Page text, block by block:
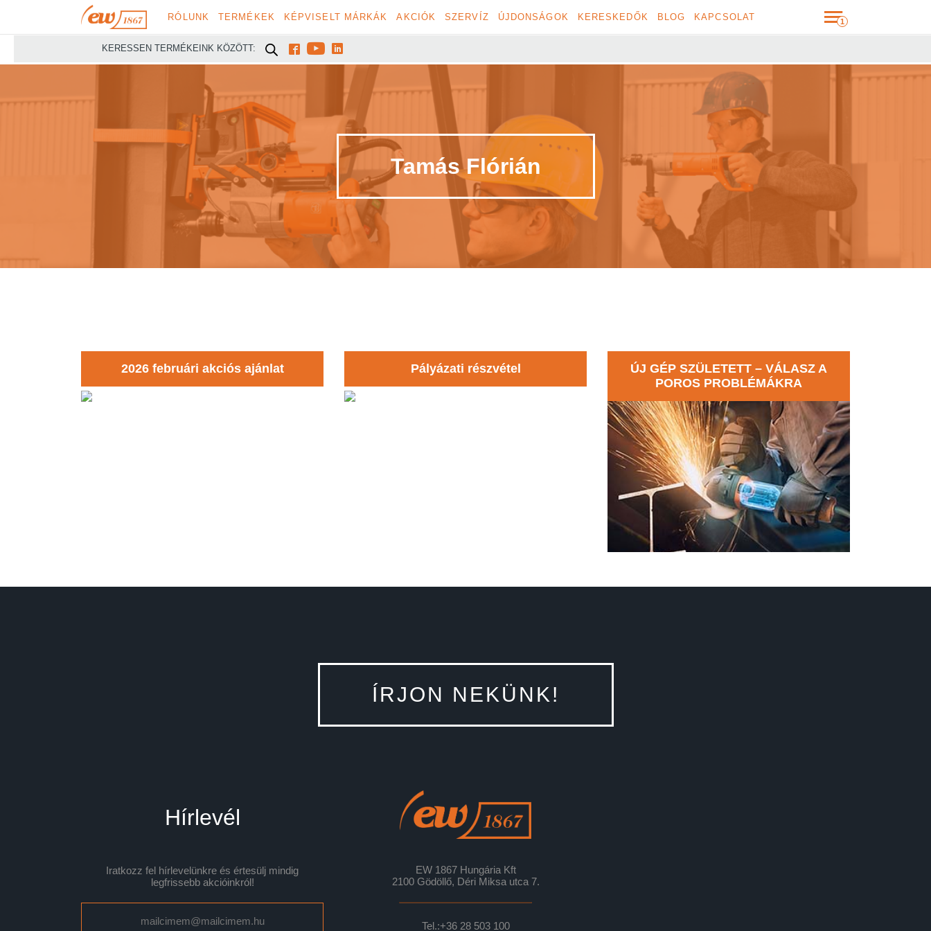
RÓLUNK TERMÉKEK KÉPVISELT MÁRKÁK AKCIÓK SZERVÍZ ÚJDONSÁGOK KERESKEDŐK BLOG KAPCSOLAT
KERESSEN TERMÉKEINK KÖZÖTT:   
Tamás Flórián
2026 februári akciós ajánlat Pályázati részvétel
ÚJ GÉP SZÜLETETT – VÁLASZ A
POROS PROBLÉMÁKRA
ÍRJON NEKÜNK!
Hírlevél
Iratkozz fel hírlevelünkre és értesülj mindig
legfrissebb akcióinkról!
EW 1867 Hungária Kft
2100 Gödöllő, Déri Miksa utca 7.
Tel.:+36 28 503 100